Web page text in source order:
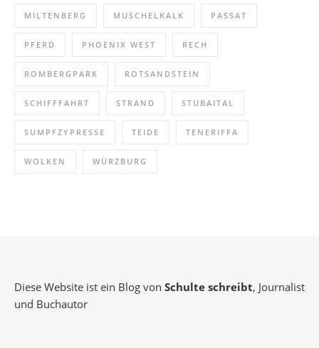
MILTENBERG MUSCHELKALK PASSAT
PFERD PHOENIX WEST RECH
ROMBERGPARK ROTSANDSTEIN
SCHIFFFAHRT STRAND STUBAITAL
SUMPFZYPRESSE TEIDE TENERIFFA
WOLKEN WÜRZBURG
Diese Website ist ein Blog von Schulte schreibt, Journalist
und Buchautor